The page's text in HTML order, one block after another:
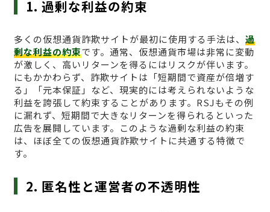
1. 過剰な利益の約束
多くの仮想通貨詐欺サイトが最初に使用する手法は、 過
剰な利益の約束です。通常、仮想通貨市場は非常に変動
が激しく、高いリターンを得るにはリスクが伴います。
にもかかわらず、詐欺サイトは「短期間で資産が倍増す
る」「元本保証」など、現実的には考えられないような
利益を誇張して約束することがあります。RSJもその例
に漏れず、短期間で大きなリターンを得られるといった
広告を展開しています。このような過剰な利益の約束
は、ほぼ全ての仮想通貨詐欺サイトに共通する特徴で
す。
2. 匿名性と運営者の不透明性